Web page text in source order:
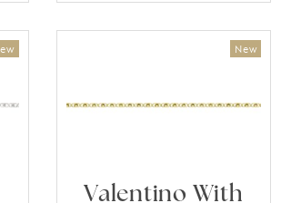
Valentino With